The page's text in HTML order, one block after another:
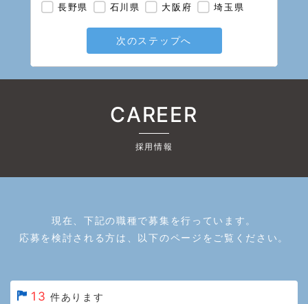
長野県
石川県 大阪府 埼玉県
次のステップへ
CAREER
採用情報
現在、下記の職種で募集を行っています。
応募を検討される方は、以下のページをご覧ください。
13 件あります